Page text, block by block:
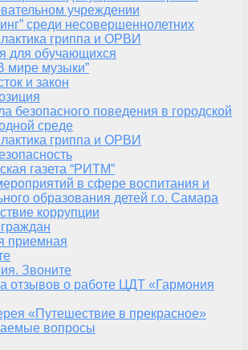
учреждении
среди несовершеннолетних
гриппа и ОРВИ
для обучающихся
мире музыки”
и закон
безопасного поведения в городской
среде
гриппа и ОРВИ
газета “РИТМ”
в сфере воспитания и
образования детей г.о. Самара
коррупции
приемная
Звоните
отзывов о работе ЦДТ «Гармония
«Путешествие в прекрасное»
вопросы